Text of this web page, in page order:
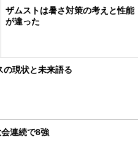
ザムストは暑さ対策の考えと性能
が違った
の現状と未来語る
連続で8強